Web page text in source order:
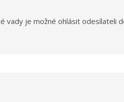
vady je možné ohlásit odesílateli